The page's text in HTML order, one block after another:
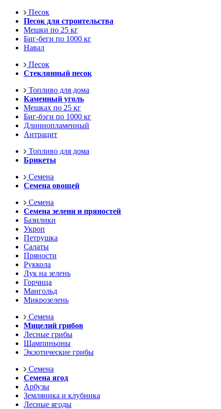
Песок
Песок для строительства
Мешки по 25 кг
Биг-беги по 1000 кг
Навал
Песок
Стеклянный песок
Топливо для дома
Каменный уголь
Мешках по 25 кг
Биг-бэги по 1000 кг
Длиннопламенный
Антрацит
Топливо для дома
Брикеты
Семена
Семена овощей
Семена
Семена зелени и пряностей
Базилики
Укроп
Петрушка
Салаты
Пряности
Руккола
Лук на зелень
Горчица
Мангольд
Микрозелень
Семена
Мицелий грибов
Лесные грибы
Шампиньоны
Экзотические грибы
Семена
Семена ягод
Арбузы
Земляника и клубника
Лесные ягоды